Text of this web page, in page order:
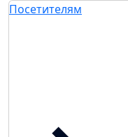
Посетителям